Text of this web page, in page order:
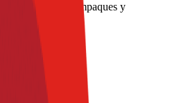
diseño de empaques y